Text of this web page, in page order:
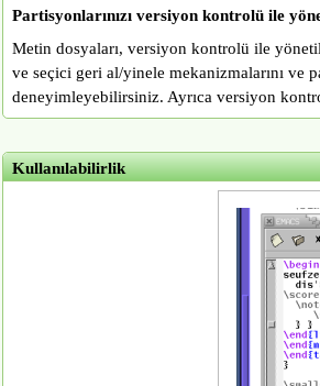
Partisyonlarınızı versiyon kontrolü ile
Metin dosyaları, versiyon kontrolü ile
ve seçici geri al/yinele mekanizmalarını ve
deneyimleyebilirsiniz. Ayrıca versiyon
Kullanılabilirlik